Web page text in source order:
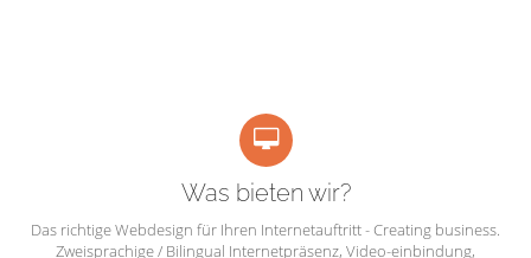
Was bieten wir?
Das richtige Webdesign für Ihren Internetauftritt - Creating business.
Zweisprachige / Bilingual Internetpräsenz, Video-einbindung,